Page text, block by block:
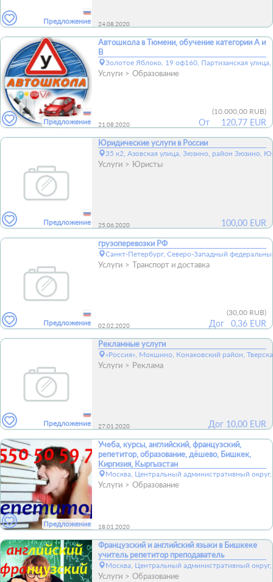
Предложение 24.08.2020
Предложение
Автошкола в Тюмени, обучение категории А и
В
Золотое Яблоко, 19 оф160, Партизанская
Услуги Образование
21.08.2020 От
(10.000,00 RUB)
120,77 EUR
Предложение
Юридические услуги в России
35 к2, Азовская улица, Зюзино, район Зюзино,
Услуги Юристы
25.06.2020 100,00 EUR
Предложение
грузоперевозки РФ
Санкт-Петербург, Северо-Западный
Услуги Транспорт и доставка
02.02.2020 Дог
(30,00 RUB)
0,36 EUR
Предложение
Рекламные услуги
«Россия», Мокшино, Конаковский район,
Услуги Реклама
27.01.2020 Дог 10,00 EUR
Предложение
Учеба, курсы, английский, французский,
репетитор, образование, дёшево, Бишкек,
Киргизия, Кыргызстан
Москва, Центральный административный
Услуги Образование
18.01.2020
Французский и английский языки в Бишкеке
учитель репетитор преподаватель
Москва, Центральный административный
Услуги Образование